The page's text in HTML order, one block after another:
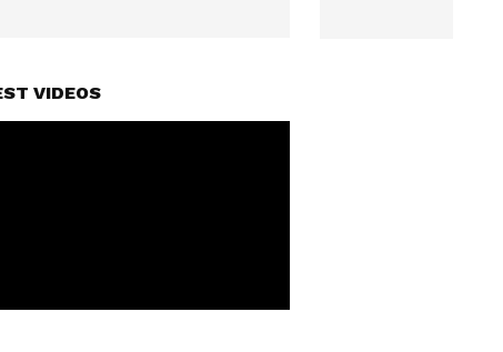
VIDEOS